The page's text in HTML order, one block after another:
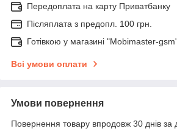
Передоплата на карту Приватбанку
Післяплата з предопл. 100 грн.
Готівкою у магазині "Mobimaster-
Всі умови оплати
Умови повернення
Повернення товару впродовж 30 днів за